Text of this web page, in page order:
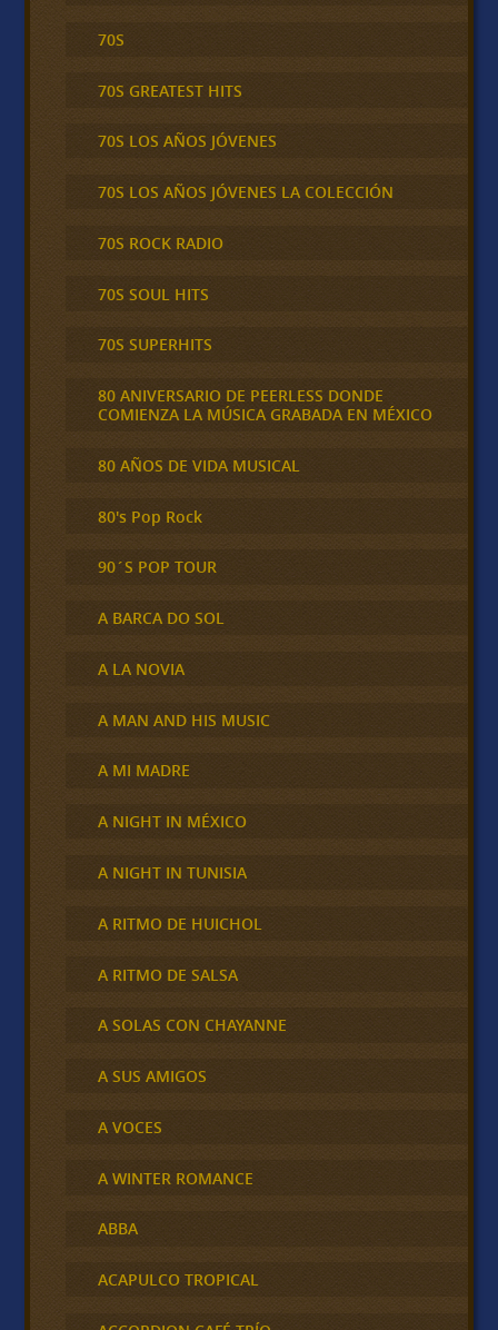
70S
70S GREATEST HITS
70S LOS AÑOS JÓVENES
70S LOS AÑOS JÓVENES LA COLECCIÓN
70S ROCK RADIO
70S SOUL HITS
70S SUPERHITS
80 ANIVERSARIO DE PEERLESS DONDE
COMIENZA LA MÚSICA GRABADA EN MÉXICO
80 AÑOS DE VIDA MUSICAL
80's Pop Rock
90´S POP TOUR
A BARCA DO SOL
A LA NOVIA
A MAN AND HIS MUSIC
A MI MADRE
A NIGHT IN MÉXICO
A NIGHT IN TUNISIA
A RITMO DE HUICHOL
A RITMO DE SALSA
A SOLAS CON CHAYANNE
A SUS AMIGOS
A VOCES
A WINTER ROMANCE
ABBA
ACAPULCO TROPICAL